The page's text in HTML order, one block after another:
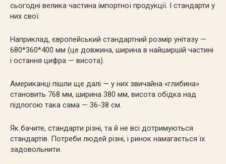
сьогодні велика частина імпортної продукції. І стандарти у
них свої.
Наприклад, європейський стандартний розмір унітазу —
680*360*400 мм (це довжина, ширина в найширшій частині
і остання цифра — висота).
Американці пішли ще далі — у них звичайна «глибина»
становить 768 мм, ширина 380 мм, висота обідка над
підлогою така сама — 36-38 см.
Як бачите, стандарти різні, та й не всі дотримуються
стандартів. Потреби людей різні, і ринок намагається їх
задовольнити.